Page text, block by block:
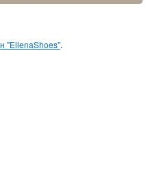
"EllenaShoes".